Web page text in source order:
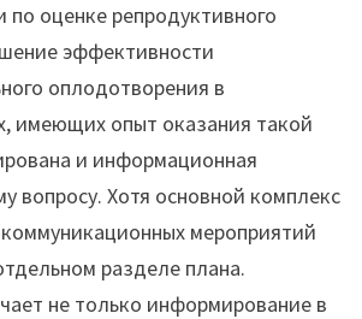
по оценке репродуктивного
эффективности
оплодотворения в
имеющих опыт оказания такой
и информационная
вопросу. Хотя основной комплекс
мероприятий
разделе плана.
не только информирование в